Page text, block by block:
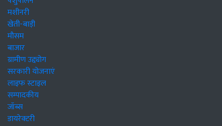
मशीनरी
खेती-बाड़ी
मौसम
बाजार
ग्रामीण उद्द्योग
सरकारी योजनाएं
लाइफ स्टाइल
सम्पादकीय
जॉब्स
डायरेक्टरी